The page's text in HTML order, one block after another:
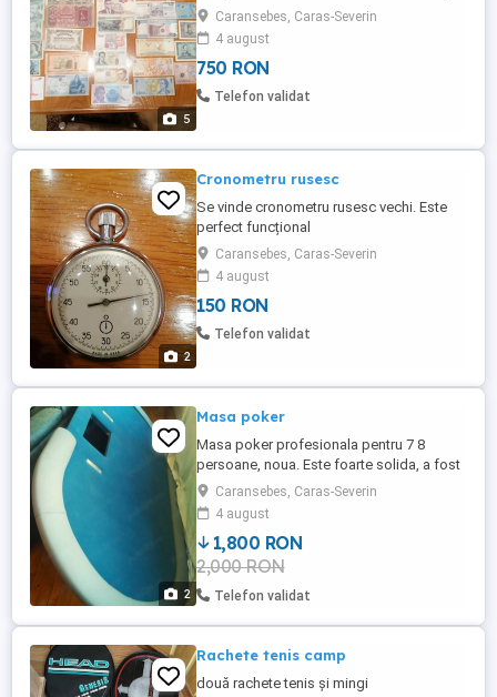
5
foarte bună.
Caransebes, Caras-Severin
4 august
750 RON
Telefon validat
2
Cronometru rusesc
Se vinde cronometru rusesc vechi. Este
perfect funcțional
Caransebes, Caras-Severin
4 august
150 RON
Telefon validat
2
Masa poker
Masa poker profesionala pentru 7 8
persoane, noua. Este foarte solida, a fost
facuta la comanda. Cutii din metal pentru
"drop" cu inchizatoare. Nu ofer transport.
Caransebes, Caras-Severin
4 august
1,800 RON
2,000 RON
Telefon validat
Rachete tenis camp
două rachete tenis și mingi